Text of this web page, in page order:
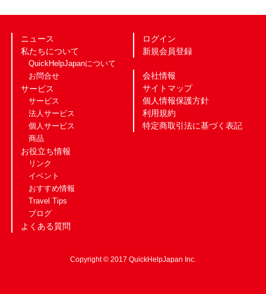
ニュース
私たちについて
QuickHelpJapanについて
お問合せ
サービス
サービス
法人サービス
個人サービス
商品
お役立ち情報
リンク
イベント
おすすめ情報
Travel Tips
ブログ
よくある質問
ログイン
新規会員登録
会社情報
サイトマップ
個人情報保護方針
利用規約
特定商取引法に基づく表記
Copyright © 2017 QuickHelpJapan Inc.